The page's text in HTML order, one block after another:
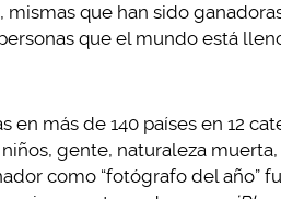
que han sido
que el mundo está
más de 140 países en 12
gente, naturaleza
como “fotógrafo del año”